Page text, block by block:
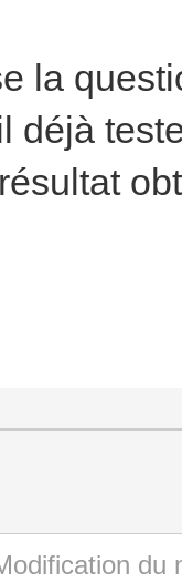
la
déjà
du